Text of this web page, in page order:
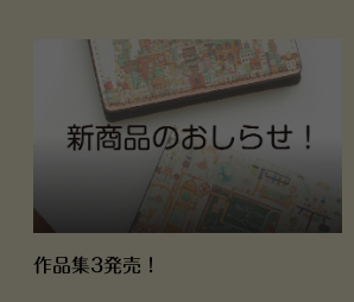
作品集3発売！